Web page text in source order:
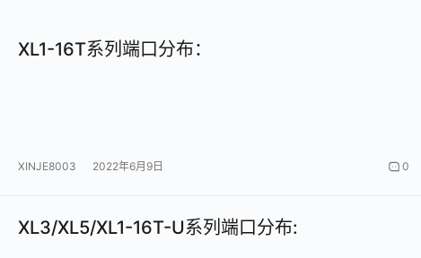
XL1-16T系列端口分布：
XINJE8003 2022年6月9日 0
XL3/XL5/XL1-16T-U系列端口分布: